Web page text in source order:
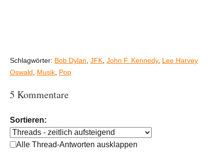
Schlagwörter: Bob Dylan JFK John F. Kennedy, Lee Harvey
Oswald
Musik Pop
5 Kommentare
Sortieren:
Alle Thread-Antworten ausklappen